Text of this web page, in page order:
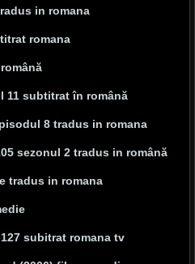
in romana
romana
11 subtitrat în română
8 tradus in romana
sezonul 2 tradus in română
tradus in romana
subitrat romana tv